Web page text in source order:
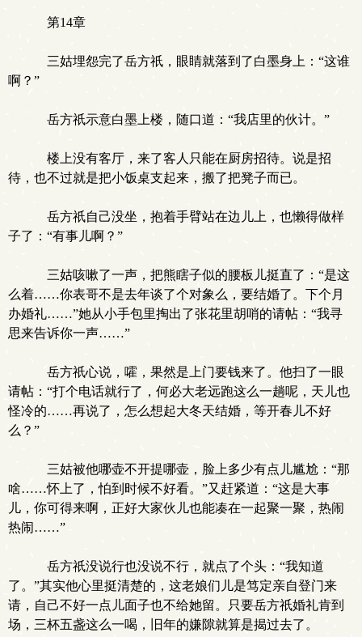
第14章
三姑埋怨完了岳方祇，眼睛就落到了白墨身上：“这谁
啊？”
岳方祇示意白墨上楼，随口道：“我店里的伙计。”
楼上没有客厅，来了客人只能在厨房招待。说是招
待，也不过就是把小饭桌支起来，搬了把凳子而已。
岳方祇自己没坐，抱着手臂站在边儿上，也懒得做样
子了：“有事儿啊？”
三姑咳嗽了一声，把熊瞎子似的腰板儿挺直了：“是这
么着……你表哥不是去年谈了个对象么，要结婚了。下个月
办婚礼……”她从小手包里掏出了张花里胡哨的请帖：“我寻
思来告诉你一声……”
岳方祇心说，嚯，果然是上门要钱来了。他扫了一眼
请帖：“打个电话就行了，何必大老远跑这么一趟呢，天儿也
怪冷的……再说了，怎么想起大冬天结婚，等开春儿不好
么？”
三姑被他哪壶不开提哪壶，脸上多少有点儿尴尬：“那
啥……怀上了，怕到时候不好看。”又赶紧道：“这是大事
儿，你可得来啊，正好大家伙儿也能凑在一起聚一聚，热闹
热闹……”
岳方祇没说行也没说不行，就点了个头：“我知道
了。”其实他心里挺清楚的，这老娘们儿是笃定亲自登门来
请，自己不好一点儿面子也不给她留。只要岳方祇婚礼肯到
场，三杯五盏这么一喝，旧年的嫌隙就算是揭过去了。